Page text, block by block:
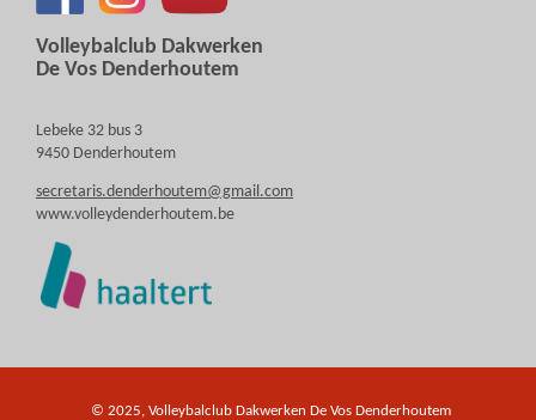
Volleybalclub Dakwerken
De Vos Denderhoutem
Lebeke 32 bus 3
9450 Denderhoutem
secretaris.denderhoutem@gmail.com
www.volleydenderhoutem.be
© 2025, Volleybalclub Dakwerken De Vos Denderhoutem